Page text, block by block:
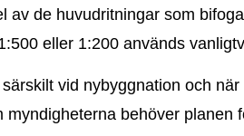
av de huvudritningar som
eller 1:200 används
vid nybyggnation och
myndigheterna behöver